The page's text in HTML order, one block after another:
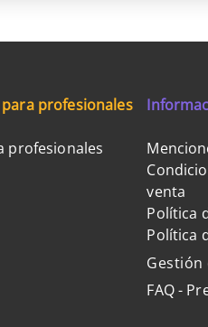
profesionales
profesionales
venta
Política
Política
Gestión
FAQ -